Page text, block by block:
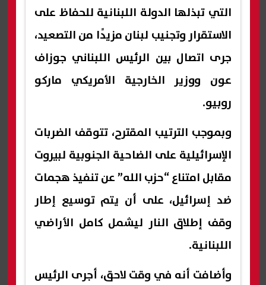
التي تبذلها الدولة اللبنانية للحفاظ على
الاستقرار وتجنيب لبنان مزيدًا من التصعيد،
جرى اتصال بين الرئيس اللبناني جوزاف
عون ووزير الخارجية الأمريكي ماركو
روبيو.
وبموجب الترتيب المقترح، تتوقف الضربات
الإسرائيلية على الضاحية الجنوبية لبيروت
مقابل امتناع “حزب الله” عن تنفيذ هجمات
ضد إسرائيل، على أن يتم توسيع إطار
وقف إطلاق النار ليشمل كامل الأراضي
اللبنانية.
وأضافت أنه في وقت لاحق، أجرى الرئيس